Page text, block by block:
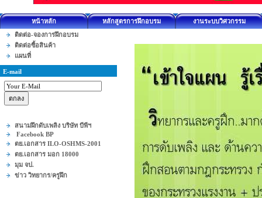
หน้าหลัก หลักสูตรการฝึกอบรม
งานระบบวิศวกรรม
ติดต่อ-จองการฝึกอบรม
ติดต่อซื้อสินค้า
แผนที่
E-mail
สนามฝึกดับเพลิง บริษัท บีพีฯ
Facebook BP
ตย.เอกสาร ILO-OSHMS-2001
ตย.เอกสาร มอก 18000
มุม จป.
ข่าว วิทยากร/ครูฝึก